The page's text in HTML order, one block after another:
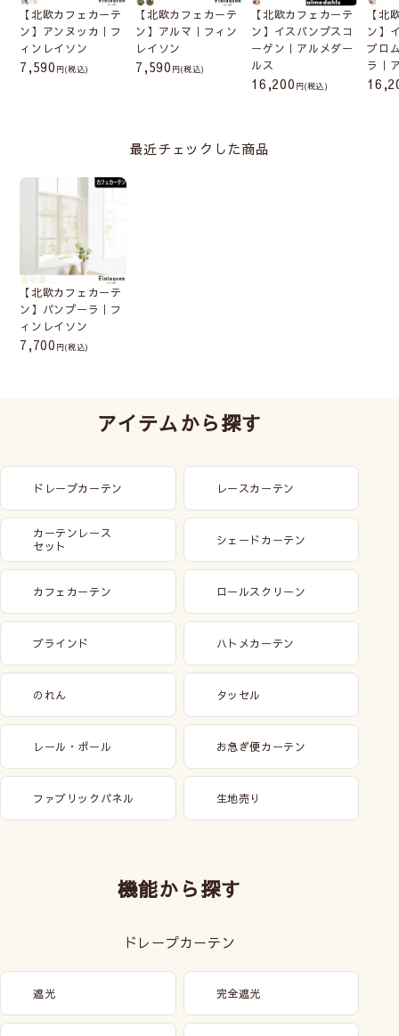
【北欧カフェカーテ
ン】アンヌッカ｜フ
ィンレイソン
7,590 (税込)
【北欧カフェカーテ
ン】アルマ｜フィン
レイソン
7,590 (税込)
【北欧カフェカーテ
ン】イスバンプスコ
ーゲン｜アルメダー
ルス
16,200 (税込)
【北
ン】
ブロ
ラ｜
最近チェックした商品
【北欧カフェカーテ
ン】パンプーラ｜フ
ィンレイソン
7,700 (税込)
アイテムから探す
ドレープカーテン レースカーテン
カーテンレース
セット
シェードカーテン
カフェカーテン ロールスクリーン
ブラインド ハトメカーテン
のれん タッセル
レール・ポール お急ぎ便カーテン
ファブリックパネル 生地売り
機能から探す
ドレープカーテン
遮光 完全遮光